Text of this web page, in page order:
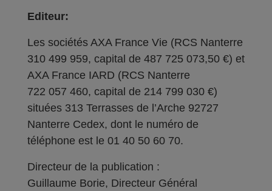
Editeur:
Les sociétés AXA France Vie (RCS Nanterre
310 499 959, capital de 487 725 073,50 €) et
AXA France IARD (RCS Nanterre
722 057 460, capital de 214 799 030 €)
situées 313 Terrasses de l’Arche 92727
Nanterre Cedex, dont le numéro de
téléphone est le 01 40 50 60 70.
Directeur de la publication :
Guillaume Borie, Directeur Général